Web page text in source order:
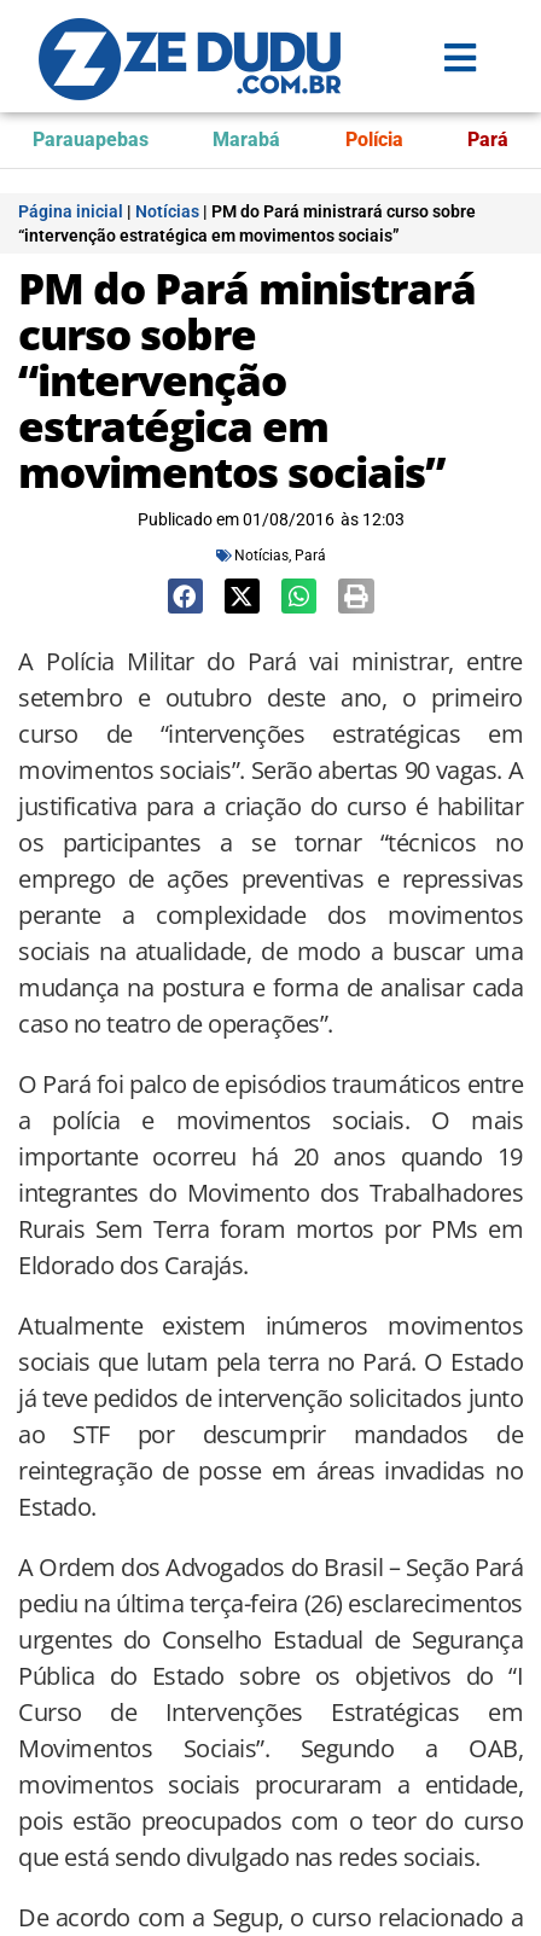
Parauapebas Marabá Polícia Pará
Página inicial | Notícias | PM do Pará ministrará curso sobre
“intervenção estratégica em movimentos sociais”
PM do Pará ministrará
curso sobre
“intervenção
estratégica em
movimentos sociais”
Publicado em 01/08/2016 às 12:03
Notícias, Pará
A Polícia Militar do Pará vai ministrar, entre
setembro e outubro deste ano, o primeiro
curso de “intervenções estratégicas em
movimentos sociais”. Serão abertas 90 vagas. A
justificativa para a criação do curso é habilitar
os participantes a se tornar “técnicos no
emprego de ações preventivas e repressivas
perante a complexidade dos movimentos
sociais na atualidade, de modo a buscar uma
mudança na postura e forma de analisar cada
caso no teatro de operações”.
O Pará foi palco de episódios traumáticos entre
a polícia e movimentos sociais. O mais
importante ocorreu há 20 anos quando 19
integrantes do Movimento dos Trabalhadores
Rurais Sem Terra foram mortos por PMs em
Eldorado dos Carajás.
Atualmente existem inúmeros movimentos
sociais que lutam pela terra no Pará. O Estado
já teve pedidos de intervenção solicitados junto
ao STF por descumprir mandados de
reintegração de posse em áreas invadidas no
Estado.
A Ordem dos Advogados do Brasil – Seção Pará
pediu na última terça-feira (26) esclarecimentos
urgentes do Conselho Estadual de Segurança
Pública do Estado sobre os objetivos do “I
Curso de Intervenções Estratégicas em
Movimentos Sociais”. Segundo a OAB,
movimentos sociais procuraram a entidade,
pois estão preocupados com o teor do curso
que está sendo divulgado nas redes sociais.
De acordo com a Segup, o curso relacionado a